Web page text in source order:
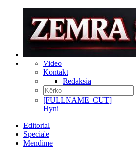
Video
Kontakt
Redaksia
[FULLNAME_CUT]
Hyni
Editorial
Speciale
Mendime